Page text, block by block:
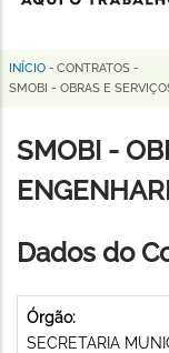
Horizonte
Trilha
navegação
INÍCIO - CONTRATOS -
SMOBI - OBRAS E
SMOBI -
Dados do
Órgão:
SECRETARIA